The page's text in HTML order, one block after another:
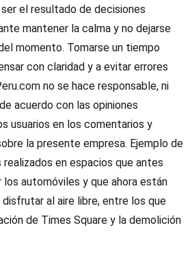
el resultado de decisiones
mantener la calma y no dejarse
momento. Tomarse un tiempo
con claridad y a evitar errores
no se hace responsable, ni
acuerdo con las opiniones
usuarios en los comentarios y
la presente empresa. Ejemplo de
en espacios que antes
automóviles y que ahora están
al aire libre, entre los que
de Times Square y la demolición